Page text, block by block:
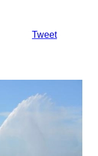
Tweet